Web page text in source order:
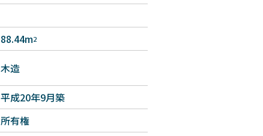
88.44m2
木造
平成20年9月築
所有権